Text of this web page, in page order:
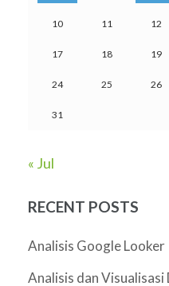
10 11 12
17 18 19
24 25 26
31
« Jul
RECENT POSTS
Analisis Google Looker
Analisis dan